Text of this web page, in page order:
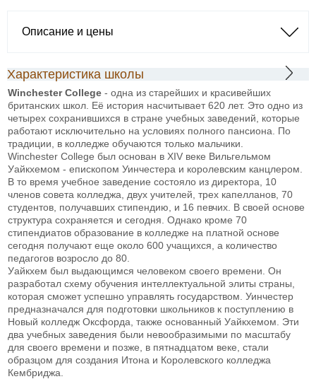
Описание и цены
Характеристика школы
Winchester College - одна из старейших и красивейших
британских школ. Её история насчитывает 620 лет. Это одно из
четырех сохранившихся в стране учебных заведений, которые
работают исключительно на условиях полного пансиона. По
традиции, в колледже обучаются только мальчики.
Winchester College был основан в XIV веке Вильгельмом
Уайкхемом - епископом Уинчестера и королевским канцлером.
В то время учебное заведение состояло из директора, 10
членов совета колледжа, двух учителей, трех капелланов, 70
студентов, получавших стипендию, и 16 певчих. В своей основе
структура сохраняется и сегодня. Однако кроме 70
стипендиатов образование в колледже на платной основе
сегодня получают еще около 600 учащихся, а количество
педагогов возросло до 80.
Уайкхем был выдающимся человеком своего времени. Он
разработал схему обучения интеллектуальной элиты страны,
которая сможет успешно управлять государством. Уинчестер
предназначался для подготовки школьников к поступлению в
Новый колледж Оксфорда, также основанный Уайкхемом. Эти
два учебных заведения были невообразимыми по масштабу
для своего времени и позже, в пятнадцатом веке, стали
образцом для создания Итона и Королевского колледжа
Кембриджа.